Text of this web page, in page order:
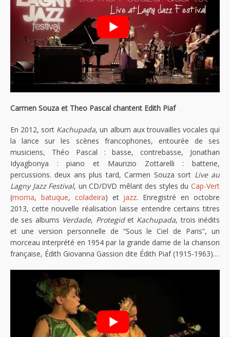
Carmen Souza et Theo Pascal chantent Edith Piaf
En 2012, sort Kachupada, un album aux trouvailles vocales qui
la lance sur les scènes francophones, entourée de ses
musiciens, Théo Pascal : basse, contrebasse, Jonathan
Idyagbonya : piano et Maurizio Zottarelli : batterie,
percussions. deux ans plus tard, Carmen Souza sort Live au
Lagny Jazz Festival, un CD/DVD mêlant des styles duCap-Vert
(morna, batuque, coladeira) et jazz. Enregistré en octobre
2013, cette nouvelle réalisation laisse entendre certains titres
de ses albums Verdade, Protegidet Kachupada, trois inédits
et une version personnelle de “Sous le Ciel de Paris”, un
morceau interprété en 1954 par la grande dame de la chanson
française, Édith Giovanna Gassion dite Édith Piaf (1915-1963)…